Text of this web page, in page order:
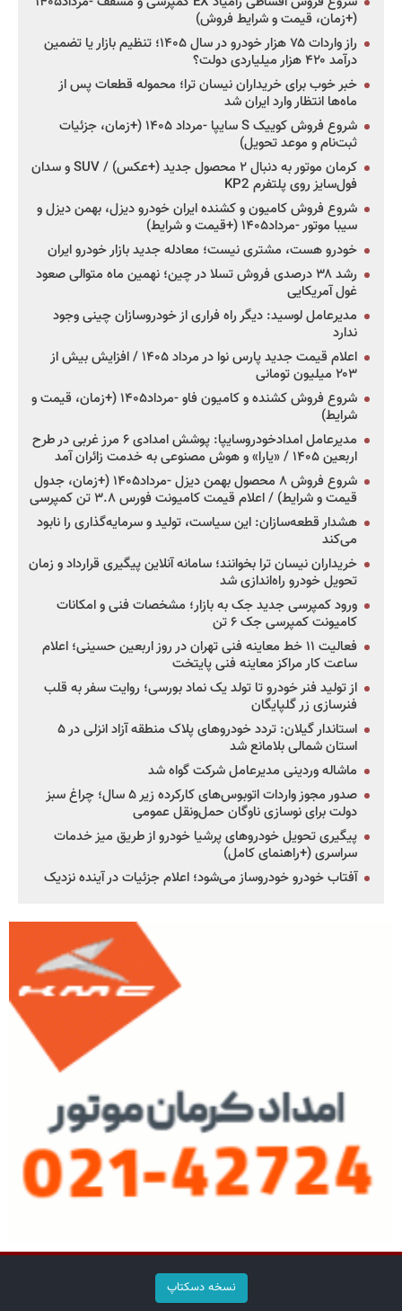
(+زمان، قیمت و شرایط فروش)
راز واردات ۷۵ هزار خودرو در سال ۱۴۰۵؛ تنظیم بازار یا تضمین
درآمد ۴۲۰ هزار میلیاردی دولت؟
خبر خوب برای خریداران نیسان ترا؛ محموله قطعات پس از
ماه‌ها انتظار وارد ایران شد
شروع فروش کوییک S سایپا -مرداد ۱۴۰۵ (+زمان، جزئیات
ثبت‌نام و موعد تحویل)
کرمان موتور به دنبال ۲ محصول جدید (+عکس) / SUV و سدان
فول‌سایز روی پلتفرم KP2
شروع فروش کامیون و کشنده ایران خودرو دیزل، بهمن دیزل و
سیبا موتور -مرداد۱۴۰۵ (+قیمت و شرایط)
خودرو هست، مشتری نیست؛ معادله جدید بازار خودرو ایران
رشد ۳۸ درصدی فروش تسلا در چین؛ نهمین ماه متوالی صعود
غول آمریکایی
مدیرعامل لوسید: دیگر راه فراری از خودروسازان چینی وجود
ندارد
اعلام قیمت جدید پارس نوا در مرداد ۱۴۰۵ / افزایش بیش از
۲۰۳ میلیون تومانی
شروع فروش کشنده و کامیون فاو -مرداد۱۴۰۵ (+زمان، قیمت و
شرایط)
مدیرعامل امدادخودروسایپا: پوشش امدادی ۶ مرز غربی در طرح
اربعین ۱۴۰۵ / «یارا» و هوش مصنوعی به خدمت زائران آمد
شروع فروش ۸ محصول بهمن دیزل -مرداد۱۴۰۵ (+زمان، جدول
قیمت و شرایط) / اعلام قیمت کامیونت فورس ۳.۸ تن کمپرسی
هشدار قطعه‌سازان: این سیاست، تولید و سرمایه‌گذاری را نابود
می‌کند
خریداران نیسان ترا بخوانند؛ سامانه آنلاین پیگیری قرارداد و زمان
تحویل خودرو راه‌اندازی شد
ورود کمپرسی جدید جک به بازار؛ مشخصات فنی و امکانات
کامیونت کمپرسی جک ۶ تن
فعالیت ۱۱ خط معاینه فنی تهران در روز اربعین حسینی؛ اعلام
ساعت کار مراکز معاینه فنی پایتخت
از تولید فنر خودرو تا تولد یک نماد بورسی؛ روایت سفر به قلب
فنرسازی زر گلپایگان
استاندار گیلان: تردد خودروهای پلاک منطقه آزاد انزلی در ۵
استان شمالی بلامانع شد
ماشاله وردینی مدیرعامل شرکت گواه شد
صدور مجوز واردات اتوبوس‌های کارکرده زیر ۵ سال؛ چراغ سبز
دولت برای نوسازی ناوگان حمل‌ونقل عمومی
پیگیری تحویل خودروهای پرشیا خودرو از طریق میز خدمات
سراسری (+راهنمای کامل)
آفتاب خودرو خودروساز می‌شود؛ اعلام جزئیات در آینده نزدیک
نسخه دسکتاپ